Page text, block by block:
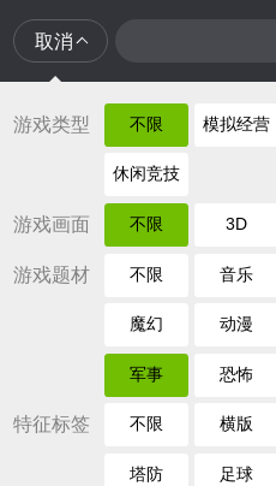
取消
游戏类型 不限 模拟经营
休闲竞技
游戏画面 不限 3D
游戏题材 不限 音乐
魔幻 动漫
军事 恐怖
特征标签 不限 横版
塔防 足球